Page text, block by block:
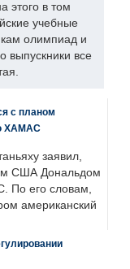
этого в том
учебные
олимпиад и
выпускники все
с планом
ХАМАС
заявил,
США Дональдом
По его словам,
американский